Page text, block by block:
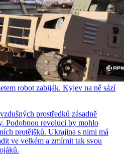
robot zabiják. Kyjev na ně sází
prostředků zásadně
Podobnou revoluci by mohlo
protějšků. Ukrajina s nimi má
ve velkém a zmírnit tak svou